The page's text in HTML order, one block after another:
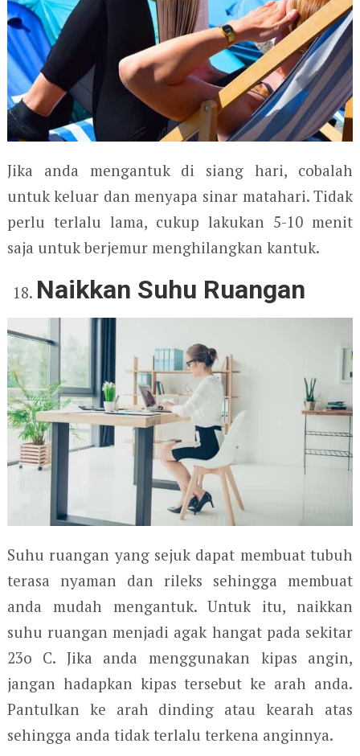
Jika anda mengantuk di siang hari, cobalah
untuk keluar dan menyapa sinar matahari. Tidak
perlu terlalu lama, cukup lakukan 5-10 menit
saja untuk berjemur menghilangkan kantuk.
Naikkan Suhu Ruangan
Suhu ruangan yang sejuk dapat membuat tubuh
terasa nyaman dan rileks sehingga membuat
anda mudah mengantuk. Untuk itu, naikkan
suhu ruangan menjadi agak hangat pada sekitar
23o C. Jika anda menggunakan kipas angin,
jangan hadapkan kipas tersebut ke arah anda.
Pantulkan ke arah dinding atau kearah atas
sehingga anda tidak terlalu terkena anginnya.